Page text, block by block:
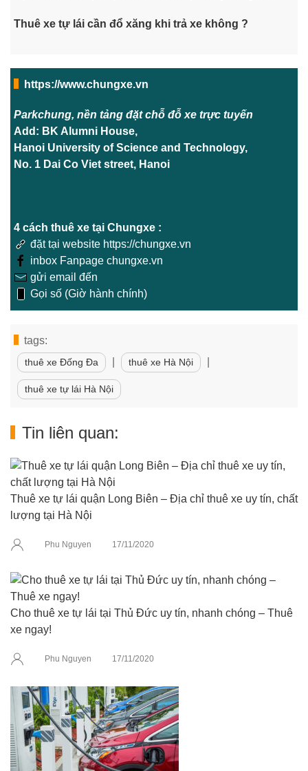
Thuê xe tự lái cần đổ xăng khi trả xe không ?
https://www.chungxe.vn
Parkchung, nền tảng đặt chỗ đỗ xe trực tuyến
Add: BK Alumni House,
Hanoi University of Science and Technology,
No. 1 Dai Co Viet street, Hanoi
4 cách thuê xe tại Chungxe :
đặt tại website https://chungxe.vn
inbox Fanpage chungxe.vn
gửi email đến
Gọi số (Giờ hành chính)
tags:
thuê xe Đống Đa thuê xe Hà Nội
thuê xe tự lái Hà Nội
Tin liên quan:
Thuê xe tự lái quận Long Biên – Địa chỉ thuê xe uy tín, chất
lượng tại Hà Nội
Phu Nguyen 17/11/2020
Cho thuê xe tự lái tại Thủ Đức uy tín, nhanh chóng – Thuê
xe ngay!
Phu Nguyen 17/11/2020